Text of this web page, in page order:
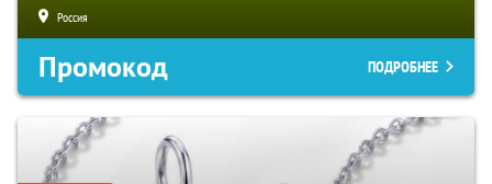
Россия
Промокод ПОДРОБНЕЕ